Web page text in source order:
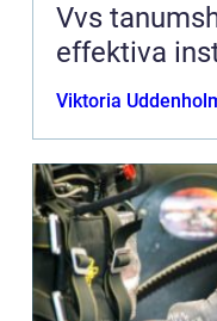
Vvs
effektiva
Viktoria